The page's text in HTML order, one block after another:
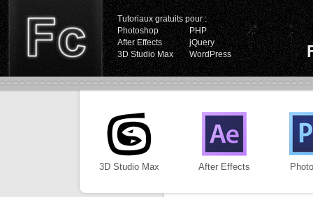
Tutoriaux gratuits pour :
Photoshop
PHP
After Effects
jQuery
3D Studio Max
WordPress
3D Studio Max After Effects